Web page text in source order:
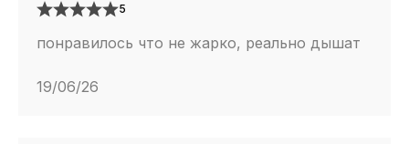
5
понравилось что не жарко, реально дышат
19/06/26